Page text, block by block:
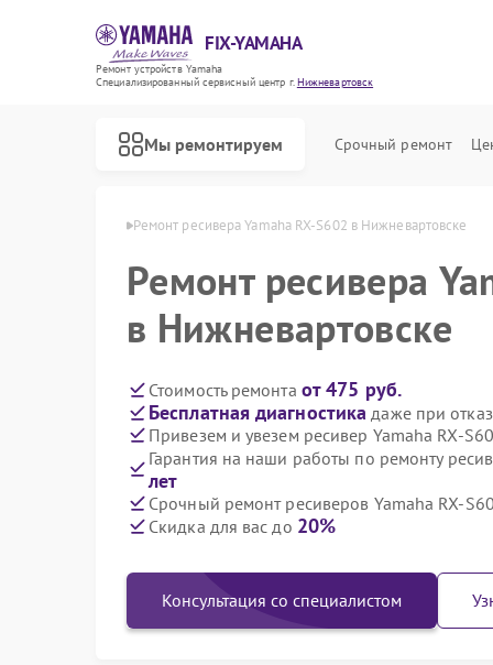
FIX-YAMAHA
Ремонт устройств Yamaha
Специализированный cервисный центр г.Нижневартовск
Мы ремонтируем Срочный ремонт
Ремонт ресивера Yamaha RX-S602 в Нижневартовске
Ремонт ресивера
в Нижневартовске
Стоимость ремонта от 475 руб.
Бесплатная диагностика даже при
Привезем и увезем ресивер Yamaha RX-
Гарантия на наши работы по ремонту
лет
Срочный ремонт ресиверов Yamaha RX-
Скидка для вас до 20%
Консультация со специалистом